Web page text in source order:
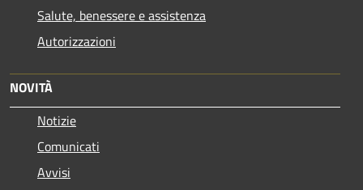
Salute, benessere e assistenza
Autorizzazioni
NOVITÀ
Notizie
Comunicati
Avvisi